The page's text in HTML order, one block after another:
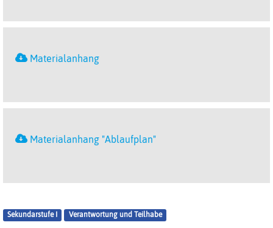
Materialanhang
Materialanhang "Ablaufplan"
Sekundarstufe I Verantwortung und Teilhabe